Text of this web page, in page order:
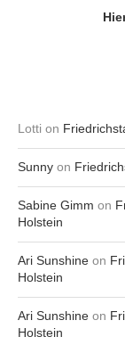
Lotti on
Sunny on
Sabine Gimm on
Holstein
Ari Sunshine on
Holstein
Ari Sunshine on
Holstein